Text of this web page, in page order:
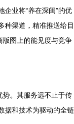
企业将“养在深闺”的优
种渠道，精准推送给目
版图上的能见度与竞争
势。其服务远不止于传
据和技术为驱动的全链